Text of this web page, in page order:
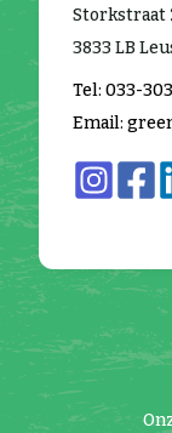
Storkstraat
3833 LB
Tel: 033-
Email: